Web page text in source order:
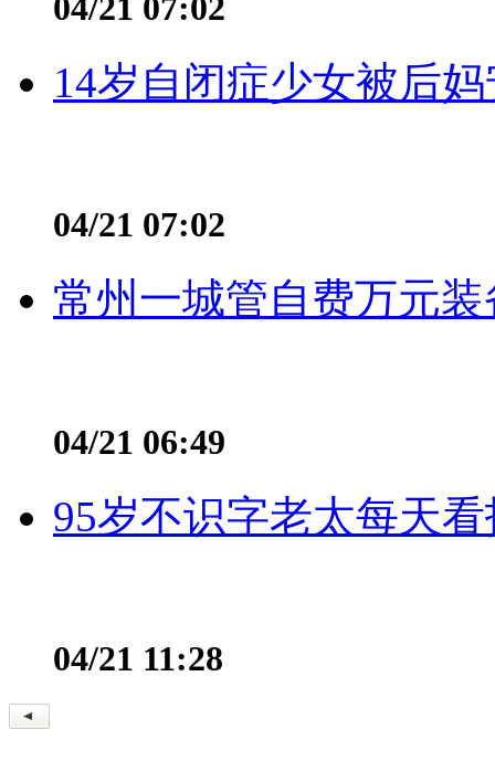
14岁自闭症少女被后
04/21 07:02
常州一城管自费万元
04/21 06:49
95岁不识字老太每天
04/21 11:28